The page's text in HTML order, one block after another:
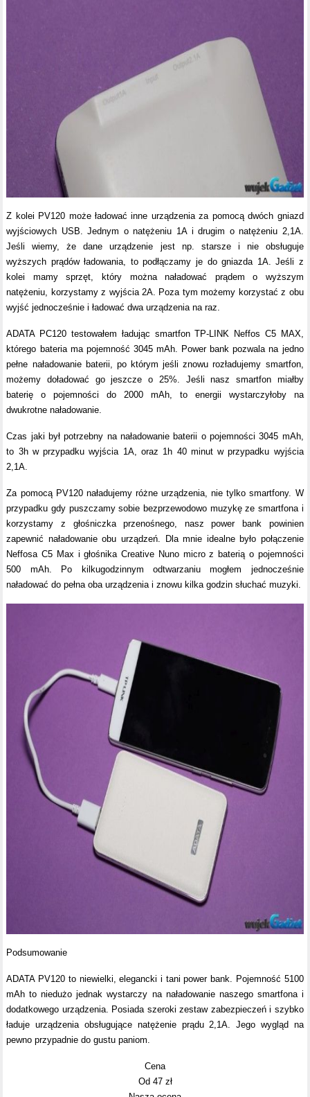
Z kolei PV120 może ładować inne urządzenia za pomocą dwóch gniazd
wyjściowych USB. Jednym o natężeniu 1A i drugim o natężeniu 2,1A.
Jeśli wiemy, że dane urządzenie jest np. starsze i nie obsługuje
wyższych prądów ładowania, to podłączamy je do gniazda 1A. Jeśli z
kolei mamy sprzęt, który można naładować prądem o wyższym
natężeniu, korzystamy z wyjścia 2A. Poza tym możemy korzystać z obu
wyjść jednocześnie i ładować dwa urządzenia na raz.
ADATA PC120 testowałem ładując smartfon TP-LINK Neffos C5 MAX,
którego bateria ma pojemność 3045 mAh. Power bank pozwala na jedno
pełne naładowanie baterii, po którym jeśli znowu rozładujemy smartfon,
możemy doładować go jeszcze o 25%. Jeśli nasz smartfon miałby
baterię o pojemności do 2000 mAh, to energii wystarczyłoby na
dwukrotne naładowanie.
Czas jaki był potrzebny na naładowanie baterii o pojemności 3045 mAh,
to 3h w przypadku wyjścia 1A, oraz 1h 40 minut w przypadku wyjścia
2,1A.
Za pomocą PV120 naładujemy różne urządzenia, nie tylko smartfony. W
przypadku gdy puszczamy sobie bezprzewodowo muzykę ze smartfona i
korzystamy z głośniczka przenośnego, nasz power bank powinien
zapewnić naładowanie obu urządzeń. Dla mnie idealne było połączenie
Neffosa C5 Max i głośnika Creative Nuno micro z baterią o pojemności
500 mAh. Po kilkugodzinnym odtwarzaniu mogłem jednocześnie
naładować do pełna oba urządzenia i znowu kilka godzin słuchać muzyki.
Podsumowanie
ADATA PV120 to niewielki, elegancki i tani power bank. Pojemność 5100
mAh to niedużo jednak wystarczy na naładowanie naszego smartfona i
dodatkowego urządzenia. Posiada szeroki zestaw zabezpieczeń i szybko
ładuje urządzenia obsługujące natężenie prądu 2,1A. Jego wygląd na
pewno przypadnie do gustu paniom.
Cena
Od 47 zł